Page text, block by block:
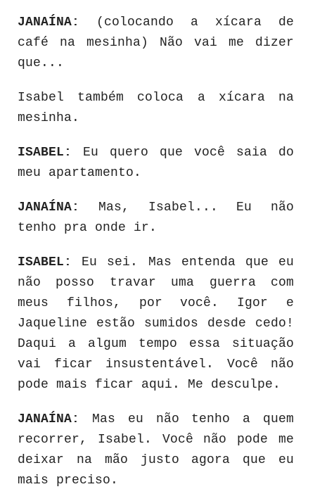
JANAÍNA:
(colocando a xícara de
café na mesinha) Não vai me dizer
que...
Isabel também coloca a xícara na
mesinha.
ISABEL: Eu quero que você saia do
meu apartamento.
JANAÍNA: Mas, Isabel... Eu não
tenho pra onde ir.
ISABEL: Eu sei. Mas entenda que eu
não posso travar uma guerra com
meus filhos, por você. Igor e
Jaqueline estão sumidos desde cedo!
Daqui a algum tempo essa situação
vai ficar insustentável. Você não
pode mais ficar aqui. Me desculpe.
JANAÍNA: Mas eu não tenho a quem
recorrer, Isabel. Você não pode me
deixar na mão justo agora que eu
mais preciso.